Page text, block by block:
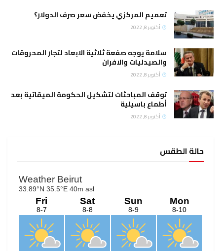
تعميم المركزي يخفض سعر صرف الدولار؟
أكتوبر 8, 2022
سلامة يوجه صفعة ثلاثية الابعاد لتجار المحروقات
والصيدليات والافران
أكتوبر 8, 2022
توقف المباحثات لتشكيل الحكومة الميقاتية بعد
أطماع باسيلية
أكتوبر 8, 2022
حالة الطقس